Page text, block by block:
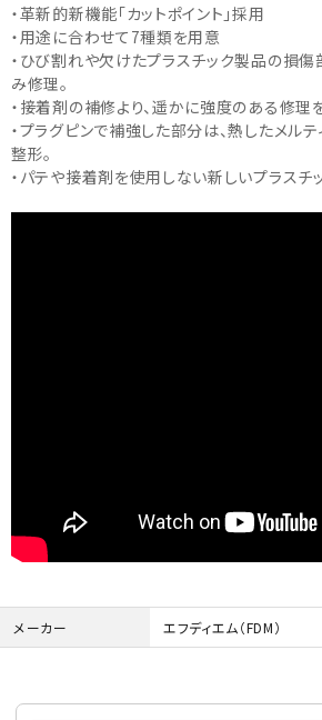
・革新的新機能「カットポイント」採用
・用途に合わせて7種類を用意
・ひび割れや欠けたプラスチック製品の損
み修理。
・接着剤の補修より、遥かに強度のある修理
・プラグピンで補強した部分は、熱したメル
整形。
・パテや接着剤を使用しない新しいプラスチ
メーカー エフディエム（FDM）